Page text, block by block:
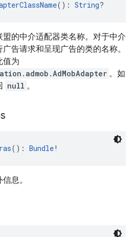
(): String?
的中介适配器类名称。对于中介
告请求和呈现广告的类的名称。
值为
。如
null 。
(): Bundle!
息。